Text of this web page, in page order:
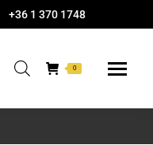
+36 1 370 1748
0